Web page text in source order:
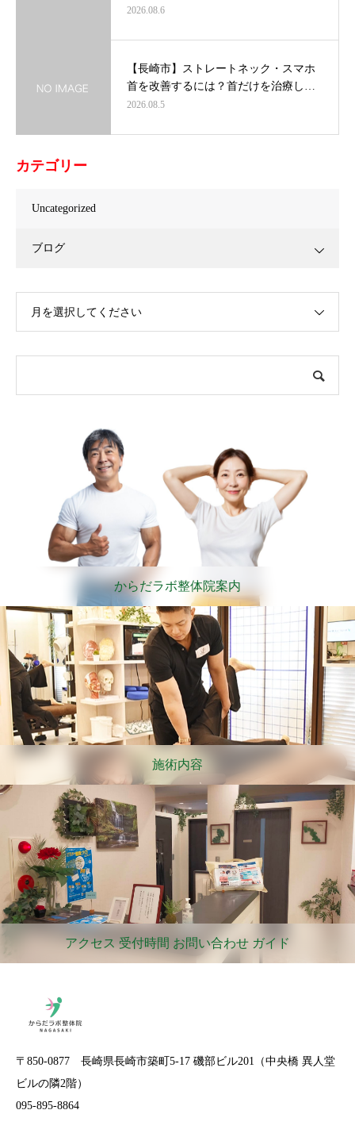
2026.08.6
【長崎市】ストレートネック・スマホ
首を改善するには？首だけを治療し…
2026.08.5
カテゴリー
Uncategorized
ブログ
月を選択してください
からだラボ整体院案内
施術内容
アクセス 受付時間 お問い合わせ ガイド
〒850-0877 長崎県長崎市築町5-17 磯部ビル201（中央橋 異人堂
ビルの隣2階）
095-895-8864